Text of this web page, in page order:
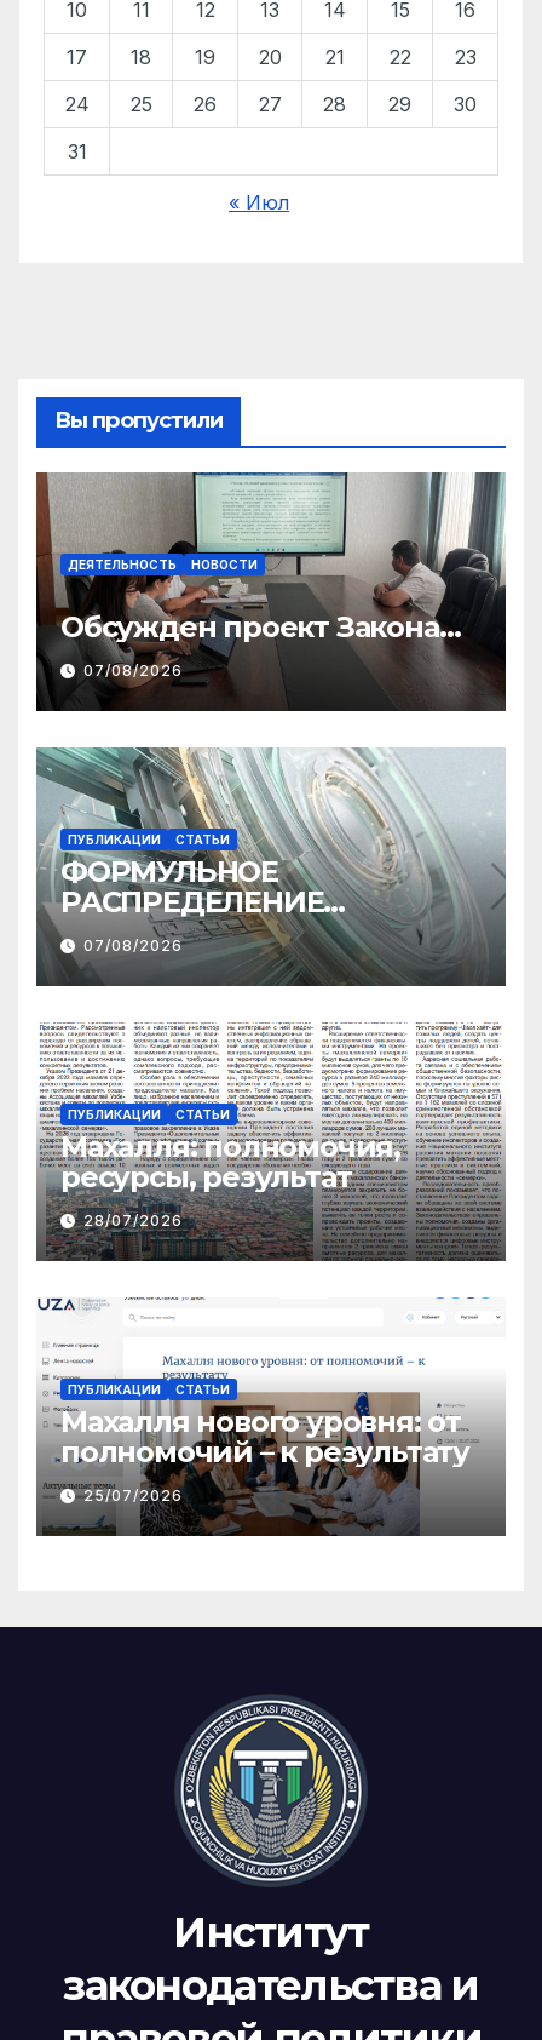
10
11 12 13 14 15
16
17
18 19 20 21 22
23
24
25 26 27 28 29
30
31
« Июл
Вы пропустили
ДЕЯТЕЛЬНОСТЬ НОВОСТИ
Обсужден проект Закона
«О финансовом штрафе»
07/08/2026
ПУБЛИКАЦИИ СТАТЬИ
ФОРМУЛЬНОЕ
РАСПРЕДЕЛЕНИЕ
МЕЖБЮДЖЕТНЫХ
ТРАНСФЕРТОВ
07/08/2026
ПУБЛИКАЦИИ СТАТЬИ
Махалля:полномочия,
ресурсы, результат
28/07/2026
ПУБЛИКАЦИИ СТАТЬИ
Махалля нового уровня: от
полномочий – к результату
25/07/2026
Институт
законодательства и